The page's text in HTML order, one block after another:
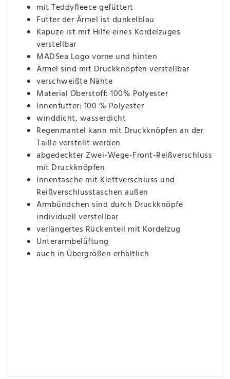
mit Teddyfleece gefüttert
Futter der Ärmel ist dunkelblau
Kapuze ist mit Hilfe eines Kordelzuges
verstellbar
MADSea Logo vorne und hinten
Ärmel sind mit Druckknöpfen verstellbar
verschweißte Nähte
Material Oberstoff: 100% Polyester
Innenfutter: 100 % Polyester
winddicht, wasserdicht
Regenmantel kann mit Druckknöpfen an der
Taille verstellt werden
abgedeckter Zwei-Wege-Front-Reißverschluss
mit Druckknöpfen
Innentasche mit Klettverschluss und
Reißverschlusstaschen außen
Armbündchen sind durch Druckknöpfe
individuell verstellbar
verlängertes Rückenteil mit Kordelzug
Unterarmbelüftung
auch in Übergrößen erhältlich